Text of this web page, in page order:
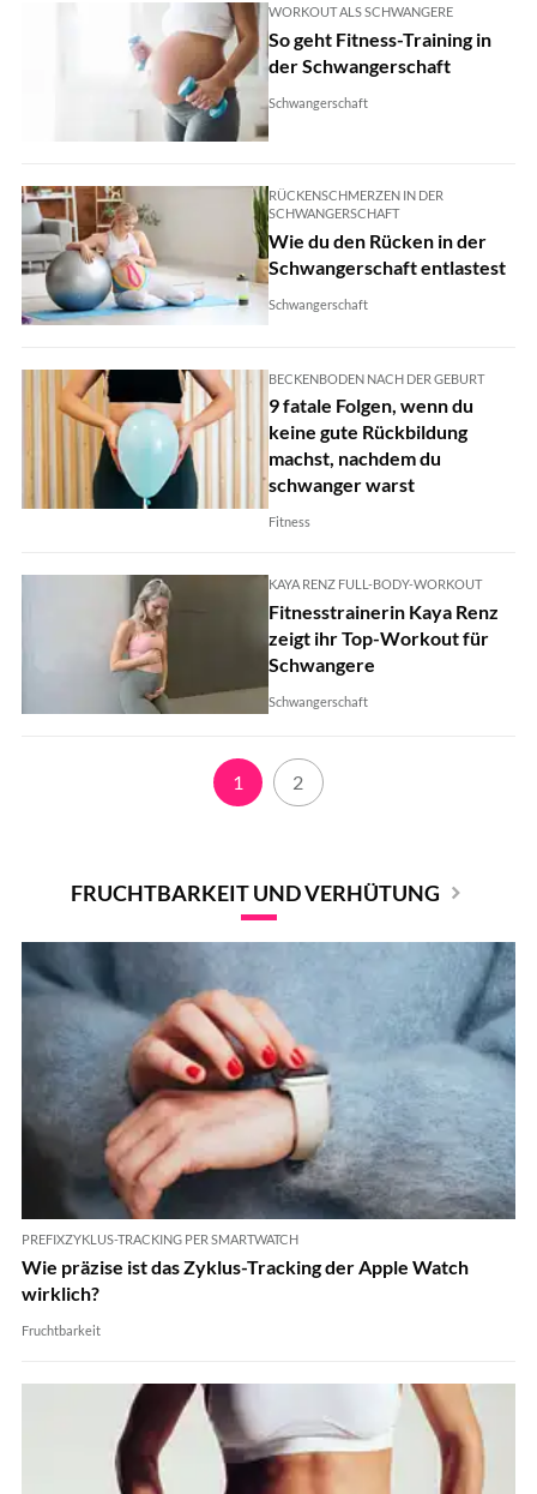
WORKOUT ALS SCHWANGERE
So geht Fitness-Training in
der Schwangerschaft
Schwangerschaft
RÜCKENSCHMERZEN IN DER
SCHWANGERSCHAFT
Wie du den Rücken in der
Schwangerschaft entlastest
Schwangerschaft
BECKENBODEN NACH DER GEBURT
9 fatale Folgen, wenn du
keine gute Rückbildung
machst, nachdem du
schwanger warst
Fitness
KAYA RENZ FULL-BODY-WORKOUT
Fitnesstrainerin Kaya Renz
zeigt ihr Top-Workout für
Schwangere
Schwangerschaft
1 2
FRUCHTBARKEIT UND VERHÜTUNG
PREFIXZYKLUS-TRACKING PER SMARTWATCH
Wie präzise ist das Zyklus-Tracking der Apple Watch
wirklich?
Fruchtbarkeit